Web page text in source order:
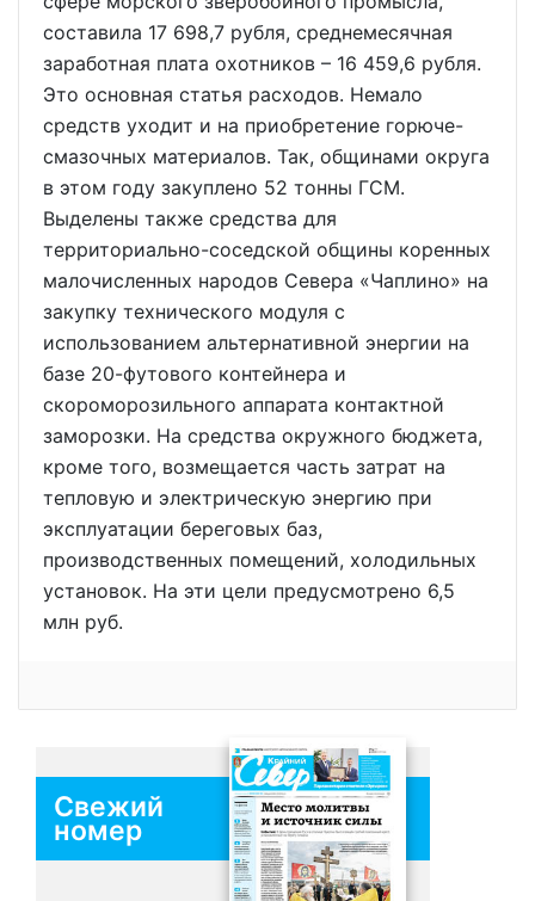
составила 17 698,7 рубля, среднемесячная
заработная плата охотников – 16 459,6 рубля.
Это основная статья расходов. Немало
средств уходит и на приобретение горюче-
смазочных материалов. Так, общинами округа
в этом году закуплено 52 тонны ГСМ.
Выделены также средства для
территориально-соседской общины коренных
малочисленных народов Севера «Чаплино» на
закупку технического модуля с
использованием альтернативной энергии на
базе 20-футового контейнера и
скороморозильного аппарата контактной
заморозки. На средства окружного бюджета,
кроме того, возмещается часть затрат на
тепловую и электрическую энергию при
эксплуатации береговых баз,
производственных помещений, холодильных
установок. На эти цели предусмотрено 6,5
млн руб.
Свежий
номер